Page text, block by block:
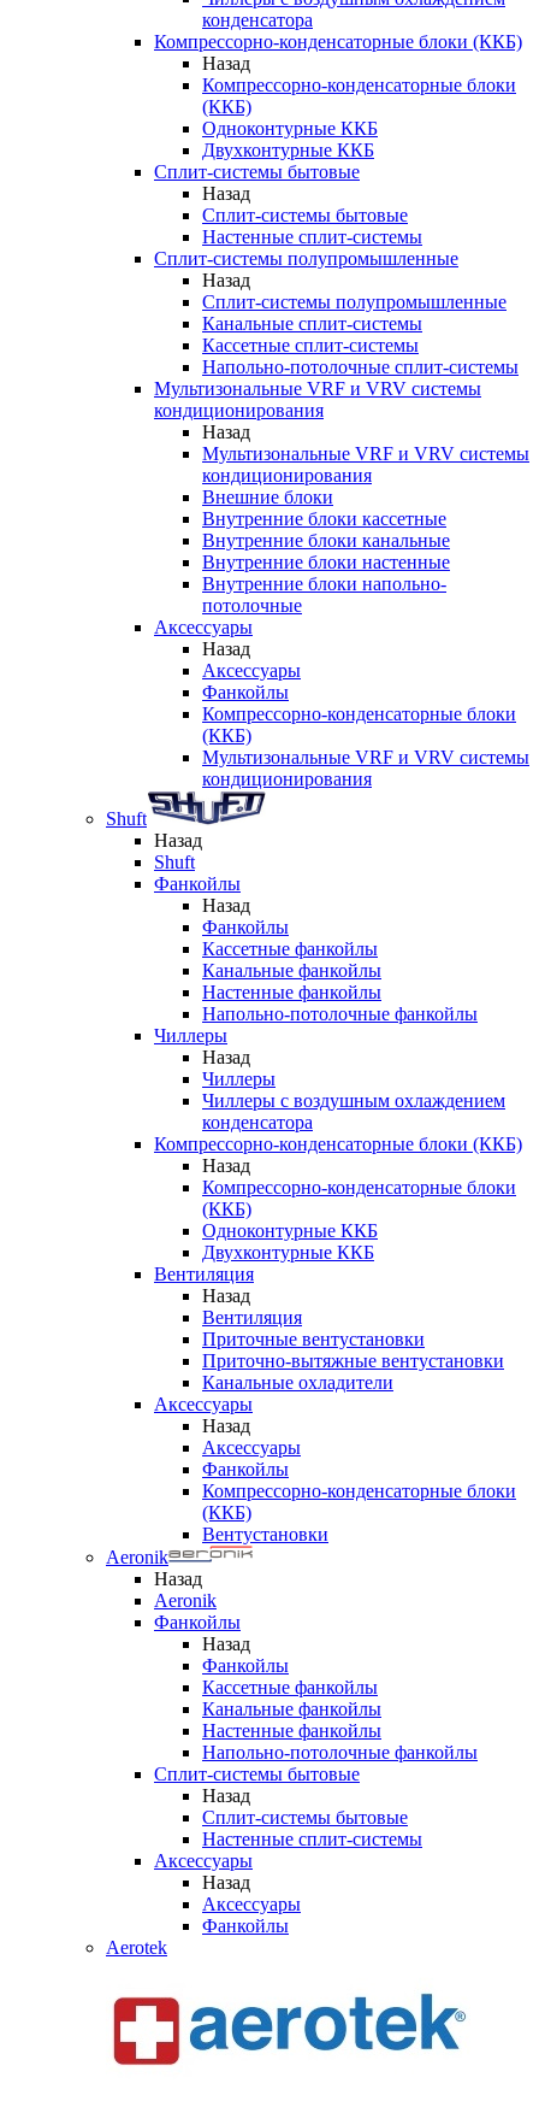
конденсатора
Компрессорно-конденсаторные блоки (ККБ)
Назад
Компрессорно-конденсаторные блоки
(ККБ)
Одноконтурные ККБ
Двухконтурные ККБ
Сплит-системы бытовые
Назад
Сплит-системы бытовые
Настенные сплит-системы
Сплит-системы полупромышленные
Назад
Сплит-системы полупромышленные
Канальные сплит-системы
Кассетные сплит-системы
Напольно-потолочные сплит-системы
Мультизональные VRF и VRV системы
кондиционирования
Назад
Мультизональные VRF и VRV системы
кондиционирования
Внешние блоки
Внутренние блоки кассетные
Внутренние блоки канальные
Внутренние блоки настенные
Внутренние блоки напольно-
потолочные
Аксессуары
Назад
Аксессуары
Фанкойлы
Компрессорно-конденсаторные блоки
(ККБ)
Мультизональные VRF и VRV системы
кондиционирования
Shuft
Назад
Shuft
Фанкойлы
Назад
Фанкойлы
Кассетные фанкойлы
Канальные фанкойлы
Настенные фанкойлы
Напольно-потолочные фанкойлы
Чиллеры
Назад
Чиллеры
Чиллеры с воздушным охлаждением
конденсатора
Компрессорно-конденсаторные блоки (ККБ)
Назад
Компрессорно-конденсаторные блоки
(ККБ)
Одноконтурные ККБ
Двухконтурные ККБ
Вентиляция
Назад
Вентиляция
Приточные вентустановки
Приточно-вытяжные вентустановки
Канальные охладители
Аксессуары
Назад
Аксессуары
Фанкойлы
Компрессорно-конденсаторные блоки
(ККБ)
Вентустановки
Aeronik
Назад
Aeronik
Фанкойлы
Назад
Фанкойлы
Кассетные фанкойлы
Канальные фанкойлы
Настенные фанкойлы
Напольно-потолочные фанкойлы
Сплит-системы бытовые
Назад
Сплит-системы бытовые
Настенные сплит-системы
Аксессуары
Назад
Аксессуары
Фанкойлы
Aerotek